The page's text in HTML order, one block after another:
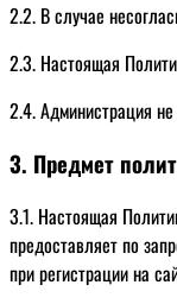
2.2. В случае
2.3. Настоящая
2.4. Администрация
3. Предмет
3.1. Настоящая
предоставляет по
при регистрации на